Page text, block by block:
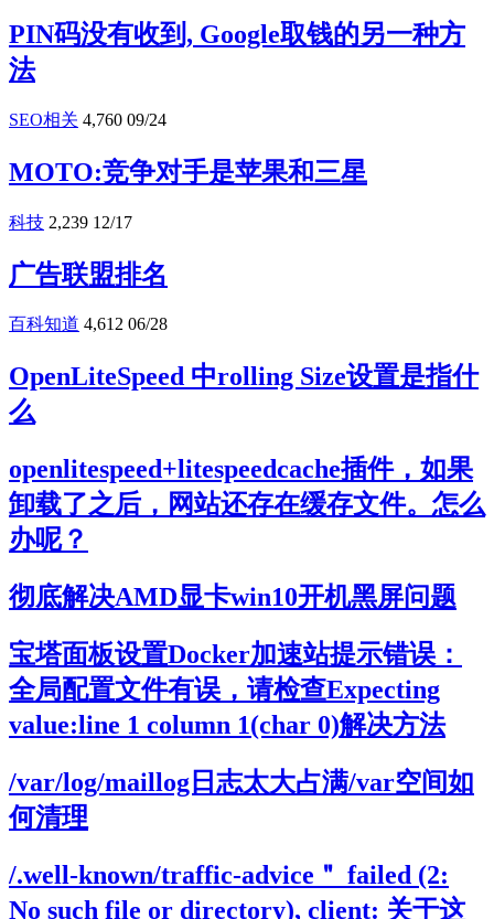
PIN码没有收到, Google取钱的另一种方
法
SEO相关 4,760 09/24
MOTO:竞争对手是苹果和三星
科技 2,239 12/17
广告联盟排名
百科知道 4,612 06/28
OpenLiteSpeed 中rolling Size设置是指什
么
openlitespeed+litespeedcache插件，如果
卸载了之后，网站还存在缓存文件。怎么
办呢？
彻底解决AMD显卡win10开机黑屏问题
宝塔面板设置Docker加速站提示错误：
全局配置文件有误，请检查Expecting
value:line 1 column 1(char 0)解决方法
/var/log/maillog日志太大占满/var空间如
何清理
/.well-known/traffic-advice＂ failed (2:
No such file or directory), client: 关于这